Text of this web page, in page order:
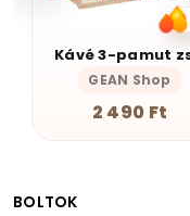
BOLTOK
GEAN Shop
2 490 Ft